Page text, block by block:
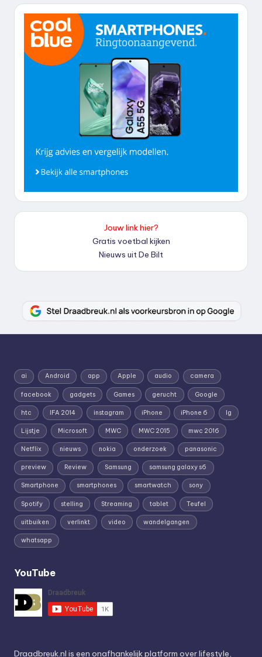
Jouw link hier?
Gratis voetbal kijken
Nieuws uit De Bilt
ai Android app Apple audio camera
facebook gadgets Games gerucht Google
htc IFA 2014 instagram iPhone iPhone 6 lg
Lijstje Microsoft MWC MWC 2015 mwc 2016
Netflix nieuws nokia onderzoek panasonic
preview Review Samsung samsung galaxy s6
Smartphone smartphones smartwatch sony
Spotify stelling Streaming tablet Teufel
uitbuiken verlinkt video wandelgangen
whatsapp
YouTube
Draadbreuk.nl is een onafhankelijk platform over lifestyle,